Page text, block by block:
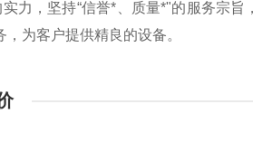
力，坚持“信誉*、质量*"的服务宗
为客户提供精良的设备。